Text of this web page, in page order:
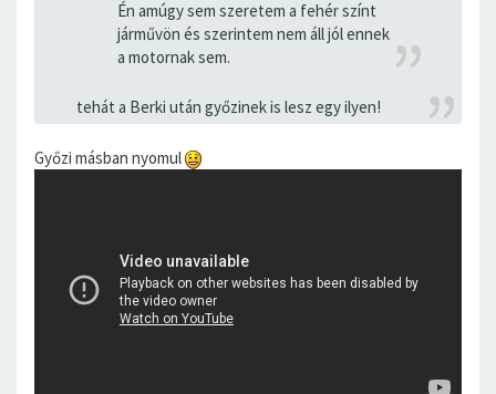
Én amúgy sem szeretem a fehér színt
járművön és szerintem nem áll jól ennek
a motornak sem.
tehát a Berki után győzinek is lesz egy ilyen!
Győzi másban nyomul